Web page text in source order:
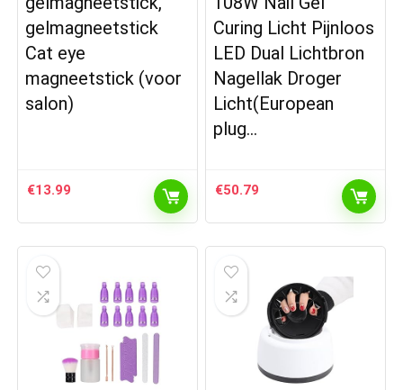
gelmagneetstick
Cat eye
magneetstick (voor
salon)
€13.99
Curing Licht Pijnloos
LED Dual Lichtbron
Nagellak Droger
Licht(European
plug…
€50.79